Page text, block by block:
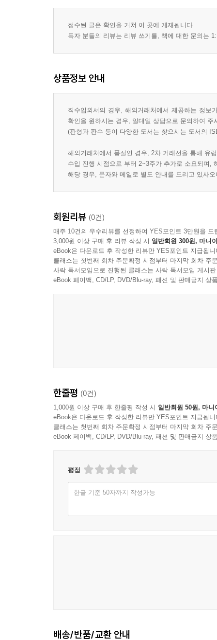
접수된 글은 확인을 거쳐 이 곳에 게재됩니다.
독자 분들의 리뷰는 리뷰 쓰기를, 책에 대한 문의는
상품정보 안내
직수입외서의 경우, 해외거래처에서 제공하는 정
확인을 원하시는 경우, 일대일 상담으로 문의하여 주
(판형과 판수 등이 다양한 도서는 찾으시는 도서의
해외거래처에서 품절인 경우, 2차 거래선을 통해 유
수입 진행 시점으로 부터 2~3주가 추가로 소요되며,
해당 경우, 문자와 메일로 별도 안내를 드리고 있사
회원리뷰 (0건)
매주 10건의 우수리뷰를 선정하여 YES포인트 3만원을 드
3,000원 이상 구매 후 리뷰 작성 시 일반회원 300원, 마니
eBook은 다운로드 후 작성한 리뷰만 YES포인트 지급됩니
클래스는 첫번째 회차 주문확정 시점부터 마지막 회차 주
사락 독서모임으로 진행된 클래스는 사락 독서모임 게시
eBook 페이백, CD/LP, DVD/Blu-ray, 패션 및 판매금지 상
한줄평 (0건)
1,000원 이상 구매 후 한줄평 작성 시 일반회원 50원, 마니
eBook은 다운로드 후 작성한 리뷰만 YES포인트 지급됩니
클래스는 첫번째 회차 주문확정 시점부터 마지막 회차 주
eBook 페이백, CD/LP, DVD/Blu-ray, 패션 및 판매금지 상
평점
한글 기준 50자까지 작성가능
배송/반품/교환 안내